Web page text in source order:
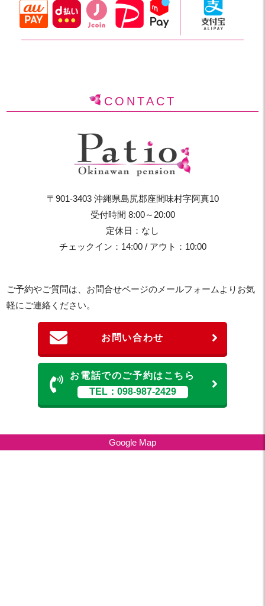
CONTACT
〒901-3403 沖縄県島尻郡座間味村字阿真10
受付時間 8:00～20:00
定休日：なし
チェックイン：14:00 / アウト：10:00
ご予約やご質問は、お問合せページのメールフォームよりお気
軽にご連絡ください。
お問い合わせ
お電話でのご予約はこちら
TEL：098-987-2429
Google Map